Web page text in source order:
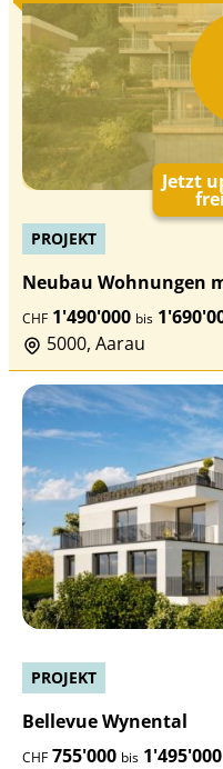
Jetzt
PROJEKT
Neubau Wohnungen
CHF 1'490'000 bis
5000, Aarau
PROJEKT
Bellevue Wynental
CHF 755'000 bis 1'495'000